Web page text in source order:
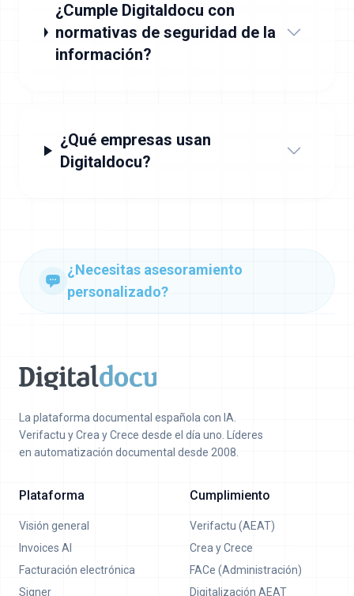
¿Cumple Digitaldocu con
normativas de seguridad de la
información?
¿Qué empresas usan
Digitaldocu?
¿Necesitas asesoramiento
personalizado?
La plataforma documental española con IA.
Verifactu y Crea y Crece desde el día uno. Líderes
en automatización documental desde 2008.
Plataforma
Visión general
Invoices AI
Facturación electrónica
Signer
Cumplimiento
Verifactu (AEAT)
Crea y Crece
FACe (Administración)
Digitalización AEAT